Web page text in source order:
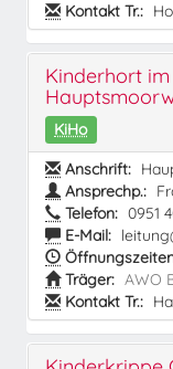
Kontakt Tr.:
Kinderhort
KiHo
Anschrift:
Ansprechp.:
Telefon: 0951
E-Mail:
Träger: AWO
Kontakt Tr.: